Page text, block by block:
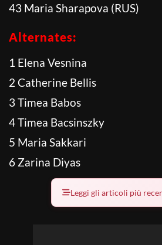
43 Maria Sharapova (RUS)
Alternates:
1 Elena Vesnina
2 Catherine Bellis
3 Timea Babos
4 Timea Bacsinszky
5 Maria Sakkari
6 Zarina Diyas
Leggi gli articoli più